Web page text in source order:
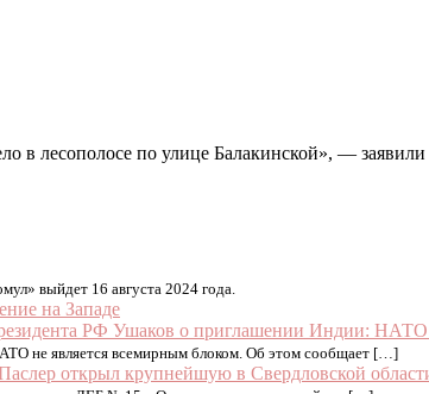
в лесополосе по улице Балакинской», — заявили
выйдет 16 августа 2024 года.
на Западе
РФ Ушаков о приглашении Индии: НАТО
не является всемирным блоком. Об этом сообщает […]
открыл крупнейшую в Свердловской